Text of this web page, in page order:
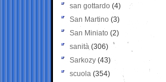
san gottardo (4)
San Martino (3)
San Miniato (2)
sanità (306)
Sarkozy (43)
scuola (354)